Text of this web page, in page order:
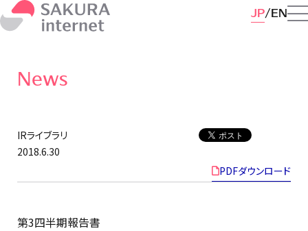
JP EN
News
IRライブラリ
2018.6.30
PDFダウンロード
第3四半期報告書